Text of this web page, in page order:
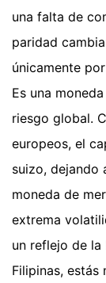
una falta de
paridad
únicamente
Es una
riesgo global.
europeos, el
suizo, dejando
moneda de
extrema
un reflejo de
Filipinas, estás